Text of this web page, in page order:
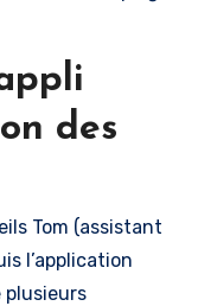
des
Tom (assistant
l’application
plusieurs